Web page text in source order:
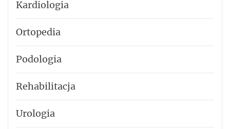
Kardiologia
Ortopedia
Podologia
Rehabilitacja
Urologia